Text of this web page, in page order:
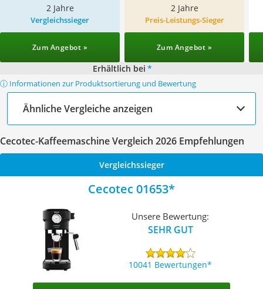
2 Jahre 2 Jahre
Vergleichssieger
Zum Angebot »
Preis-Leistungs-Sieger
Zum Angebot »
Erhältlich bei *
ⓘ Informationen zur Produktsortierung und Bewertung
Ähnliche Vergleiche anzeigen
Cecotec-Kaffeemaschine Vergleich 2026 Empfehlungen
Vergleichssieger
Cecotec 01653
Unsere Bewertung:
SEHR GUT
10041 Bewertungen